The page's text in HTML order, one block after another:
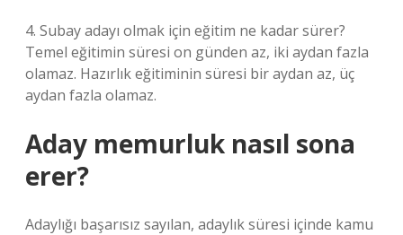
4. Subay adayı olmak için eğitim ne kadar sürer?
Temel eğitimin süresi on günden az, iki aydan fazla
olamaz. Hazırlık eğitiminin süresi bir aydan az, üç
aydan fazla olamaz.
Aday memurluk nasıl sona
erer?
Adaylığı başarısız sayılan, adaylık süresi içinde kamu